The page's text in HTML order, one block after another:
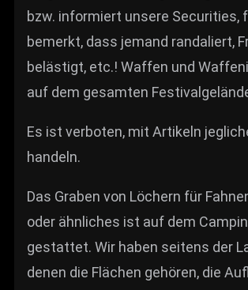
bzw. informiert unsere Securities,
bemerkt, dass jemand randaliert,
belästigt, etc.! Waffen und
auf dem gesamten
Es ist verboten, mit Artikeln
handeln.
Das Graben von Löchern für
oder ähnliches ist auf dem
gestattet. Wir haben seitens der
denen die Flächen gehören, die